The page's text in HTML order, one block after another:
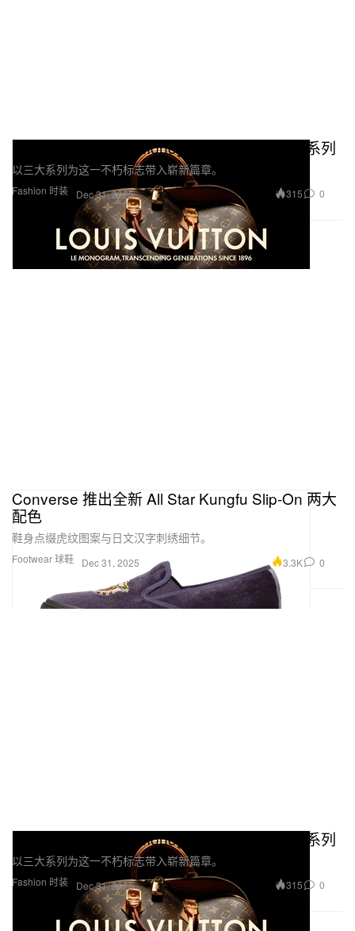
Fashion 时装
Louis Vuitton 发布 Monogram 130 周年纪念系列
以三大系列为这一不朽标志带入崭新篇章。
Dec 31, 2025 315 0
Footwear 球鞋
Converse 推出全新 All Star Kungfu Slip-On 两大
配色
鞋身点缀虎纹图案与日文汉字刺绣细节。
Dec 31, 2025 3.3K 0
Fashion 时装
Louis Vuitton 发布 Monogram 130 周年纪念系列
以三大系列为这一不朽标志带入崭新篇章。
Dec 31, 2025 315 0